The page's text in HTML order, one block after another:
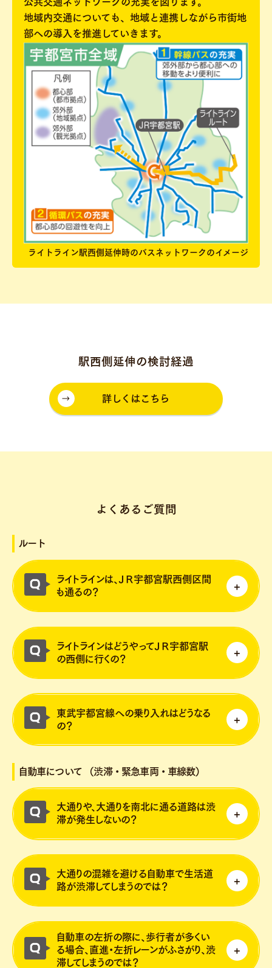
地域内交通についても、地域と連携しながら市街地
部への導入を推進していきます。
ライトライン駅西側延伸時のバスネットワークのイメージ
駅西側延伸の検討経過
詳しくはこちら
よくあるご質問
ルート
ライトラインは、ＪＲ宇都宮駅西側区間
も通るの？
駅西側についても、事業化に向けて検討を進
めています。
区間については、ＮＣＣのまちづくりを一層
ラインの「検討区間」としています。
また、ＮＣＣのまちづくりの効果を早期に発
現させるため、宇都宮駅東口停留場～宝木町
を、着実に整備を進める「整備区間」として
詳しくはこちら
ライトラインはどうやってＪＲ宇都宮駅
の西側に行くの？
宇都宮駅東口停留場から北側へ高架化し、駅
ビル北側の新幹線高架（駅舎３階部分）と在
来線（駅舎１階部分）の間（駅舎２階部分）
を横断する計画をしています。
東武宇都宮線への乗り入れはどうなる
の？
が中心となって検討を進めています。
詳しくはこちら
自動車について （渋滞・緊急車両・車線数）
大通りや、大通りを南北に通る道路は渋
滞が発生しないの？
都市の骨格となる「３環状１２放射状道路」
の整備により、都心部への過度な自動車流入
の抑制を図ります。
ことで、円滑な自動車交通を確保していきま
す。
大通りの混雑を避ける自動車で生活道
路が渋滞してしまうのでは？
都市の骨格となる「３環状１２放射状道路」
の整備により、円滑な自動車交通を確保して
いきます。各地域の生活道路に通過を目的と
自動車の左折の際に、歩行者が多くい
る場合、直進・左折レーンがふさがり、渋
滞してしまうのでは？